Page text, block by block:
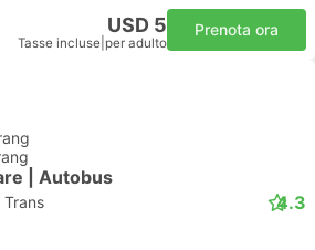
USD 5
Tasse incluse per adulto
Prenota ora
| Autobus
Trans 4.3